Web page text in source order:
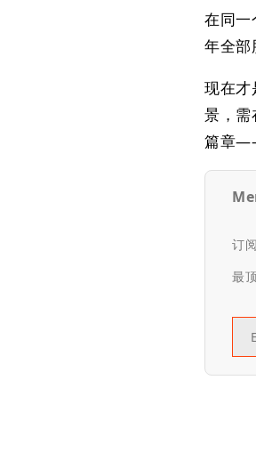
在同一
年全部
现在才
景，需
篇章
订
最